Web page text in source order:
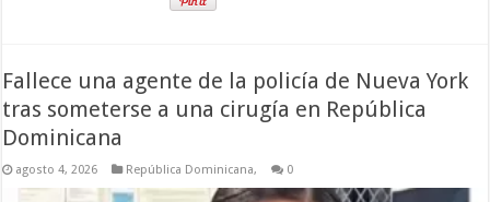
Fallece una agente de la policía de Nueva York
tras someterse a una cirugía en República
Dominicana
agosto 4, 2026 República Dominicana, 0